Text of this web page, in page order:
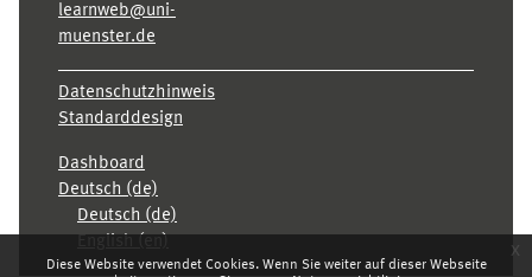
Diese Website verwendet Cookies. Wenn Sie weiter auf dieser Webseite
x
learnweb@uni-
muenster.de
Datenschutzhinweis
Standarddesign
Dashboard
Deutsch ‎(de)‎
Deutsch ‎(de)‎